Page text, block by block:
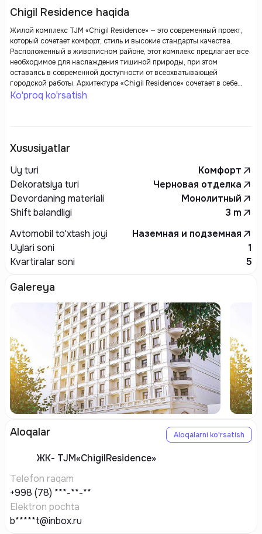
Chigil Residence haqida
Жилой комплекс TJM «Chigil Residence» — это современный проект,
который сочетает комфорт, стиль и высокие стандарты качества.
Расположенный в живописном районе, этот комплекс предлагает все
необходимое для наслаждения тишиной природы, при этом
оставаясь в современной доступности от всеохватывающей
городской работы. Архитектура «Chigil Residence» сочетает в себе
элементы современного дизайна и функциональности, создавая
Ko'proq ko'rsatish
Xususiyatlar
Uy turi
Комфорт
Dekoratsiya turi
Черновая отделка
Devordaning materiali
Монолитный
Shift balandligi
3 m
Avtomobil to'xtash joyi
Наземная и подземная
Uylari soni
1
Kvartiralar soni
5
Galereya
Aloqalar Aloqalarni ko'rsatish
ЖК- TJM«ChigilResidence»
Telefon raqam
+998 (78) ***-**-**
Elektron pochta
b*****t@inbox.ru